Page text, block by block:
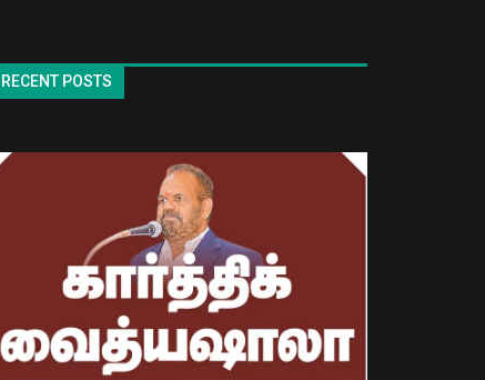
RECENT POSTS